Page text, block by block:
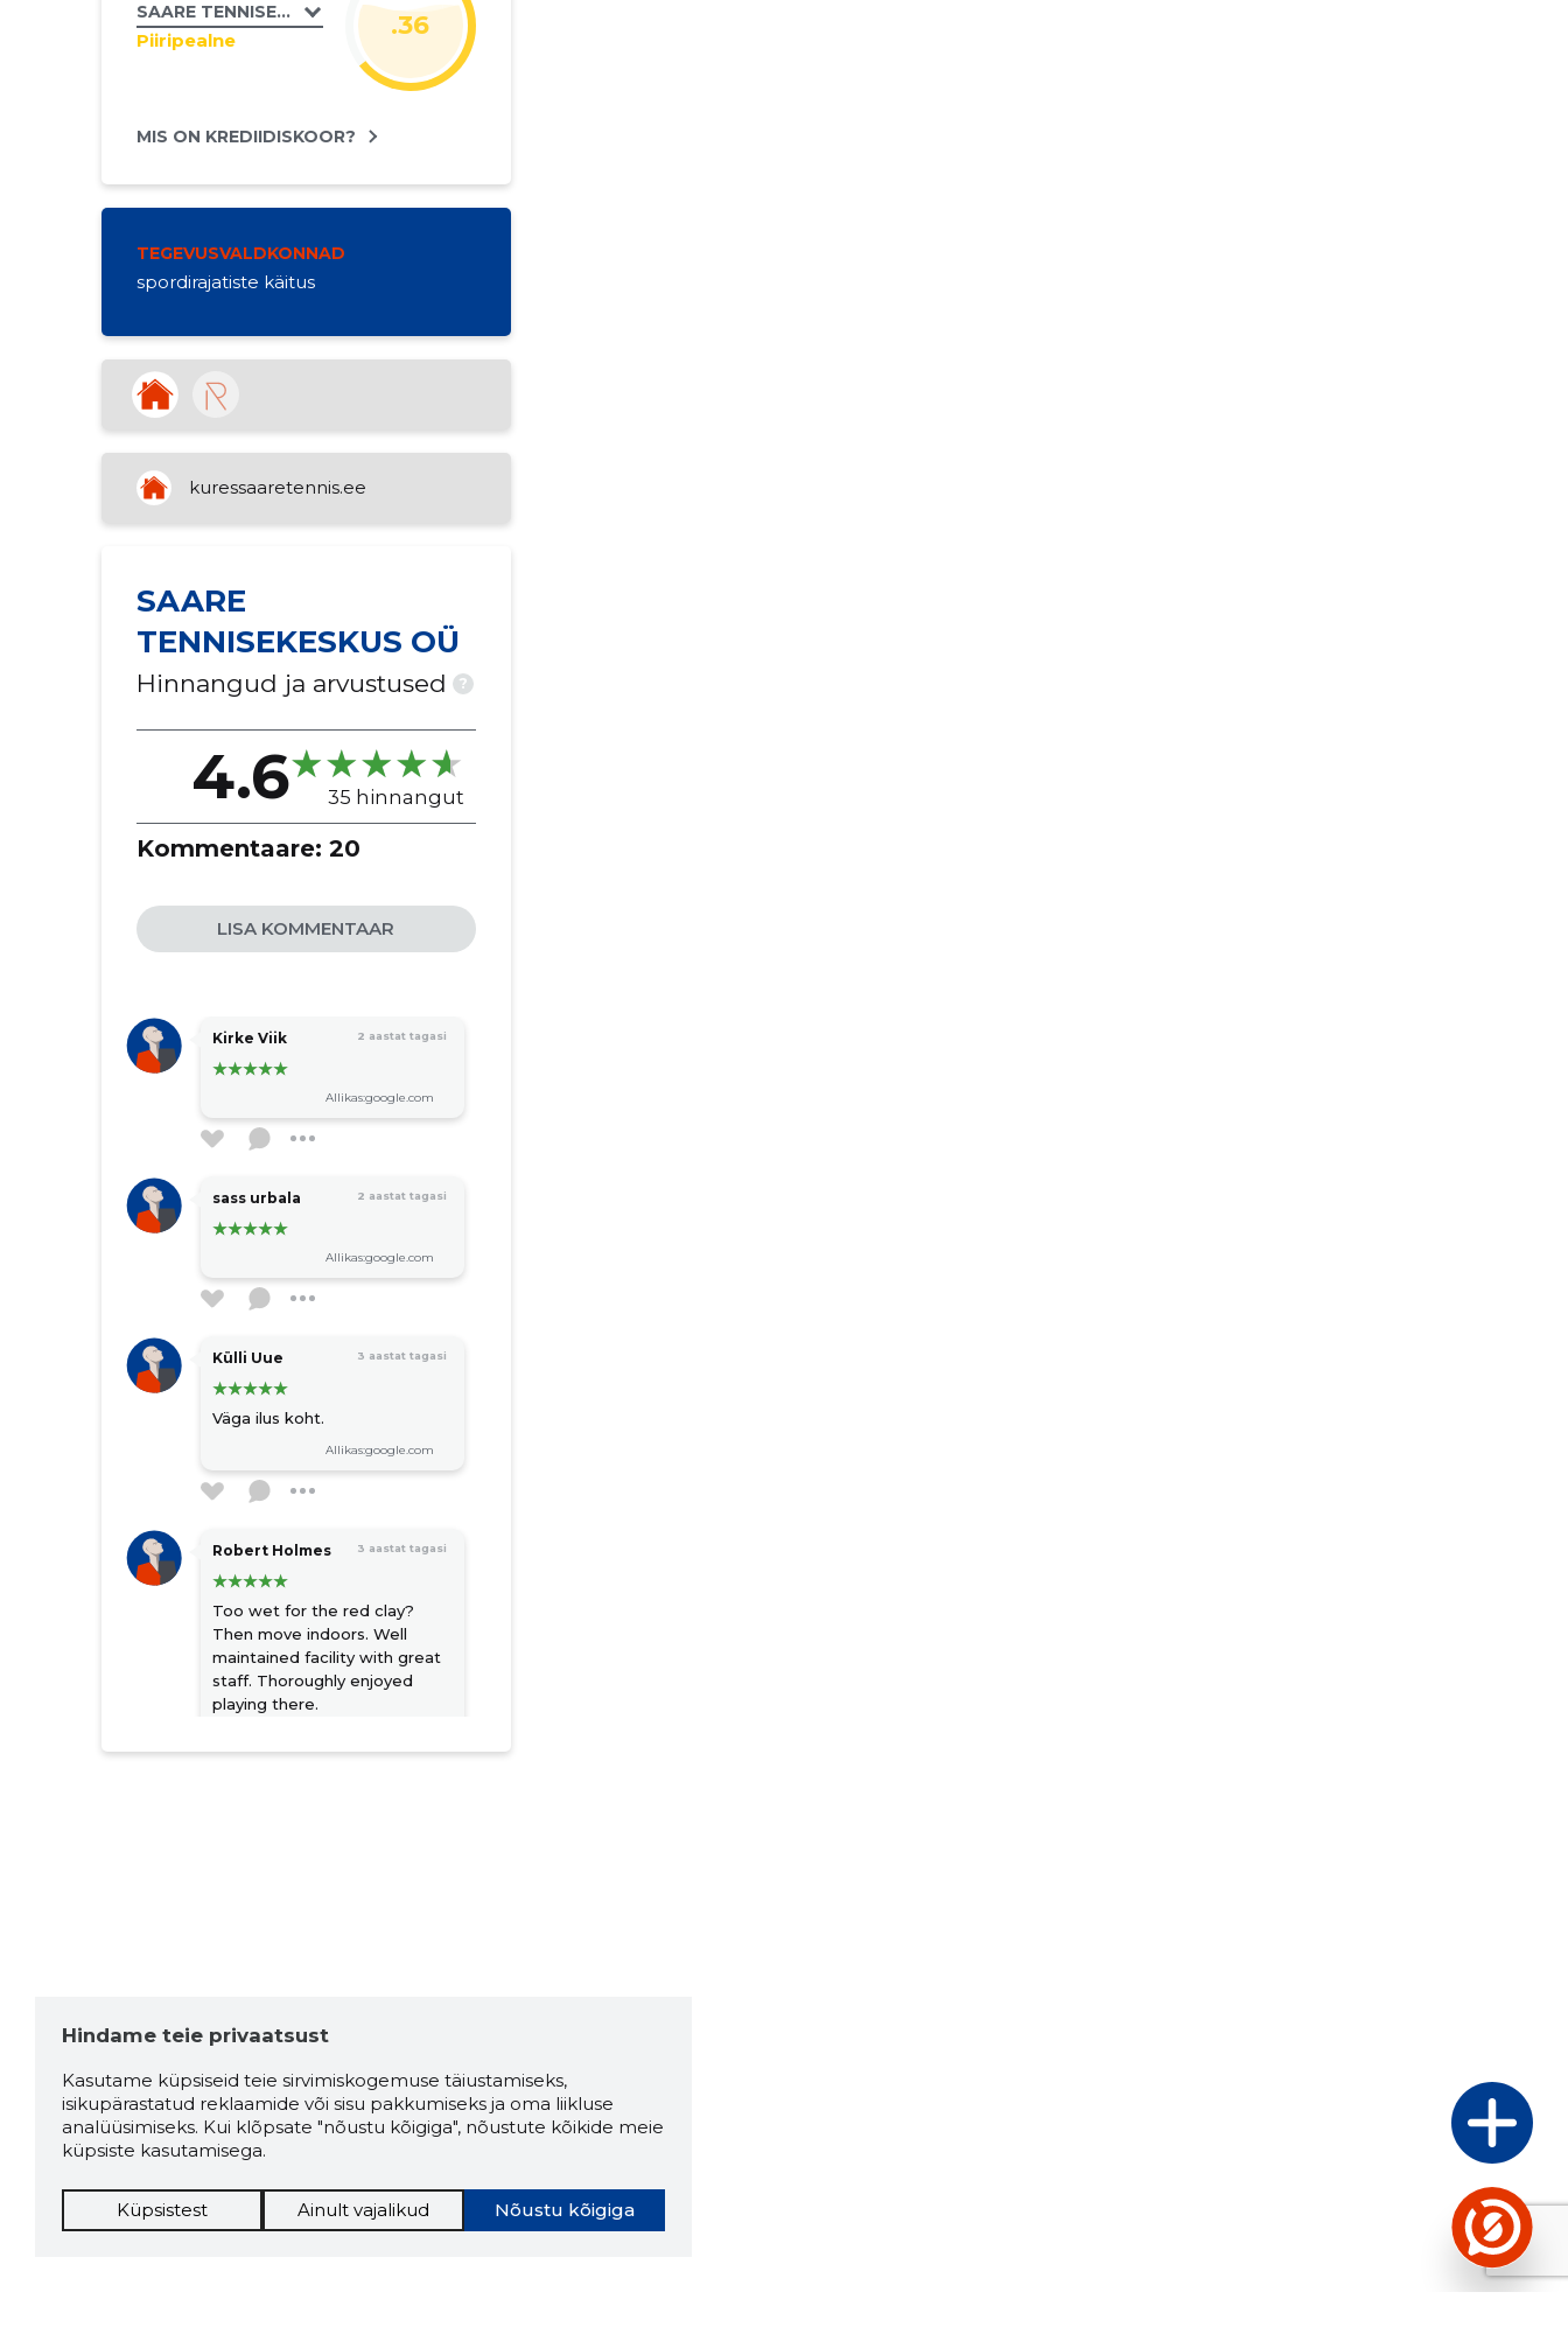
SAARE TENNISEKESKUS OÜ
Piiripealne .36
MIS ON KREDIIDISKOOR?
TEGEVUSVALDKONNAD
spordirajatiste käitus
kuressaaretennis.ee
SAARE
TENNISEKESKUS OÜ
Hinnangud ja arvustused ?
4.6 35 hinnangut
Kommentaare: 20
LISA KOMMENTAAR
Kirke Viik 2 aastat tagasi
Allikas:google.com
sass urbala 2 aastat tagasi
Allikas:google.com
Külli Uue 3 aastat tagasi
Väga ilus koht.
Allikas:google.com
Robert Holmes 3 aastat tagasi
Too wet for the red clay?
Then move indoors. Well
maintained facility with great
staff. Thoroughly enjoyed
playing there.
jari lehtola
Very nice place for a tennis
Hindame teie privaatsust
Kasutame küpsiseid teie sirvimiskogemuse täiustamiseks,
isikupärastatud reklaamide või sisu pakkumiseks ja oma liikluse
analüüsimiseks. Kui klõpsate "nõustu kõigiga", nõustute kõikide meie
küpsiste kasutamisega.
Nõustu kõigiga
Küpsistest Ainult vajalikud